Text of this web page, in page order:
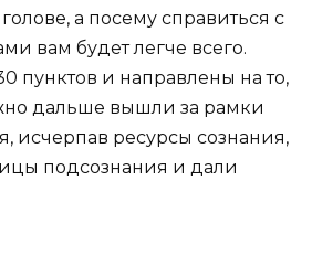
а посему справиться с
вам будет легче всего.
пунктов и направлены на то,
дальше вышли за рамки
исчерпав ресурсы сознания,
подсознания и дали